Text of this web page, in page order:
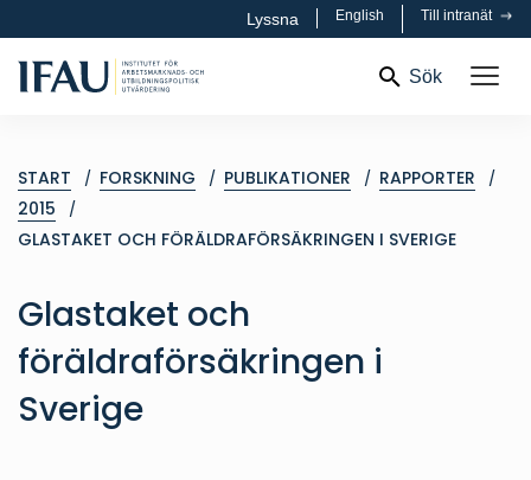
Lyssna English Till intranät
Sök
START FORSKNING PUBLIKATIONER
RAPPORTER
2015
GLASTAKET OCH FÖRÄLDRAFÖRSÄKRINGEN I SVERIGE
Glastaket och
föräldraförsäkringen i
Sverige